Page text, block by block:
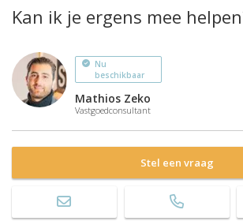
Kan ik je ergens mee
Nu
beschikbaar
Mathios Zeko
Vastgoedconsultant
Stel een vraag